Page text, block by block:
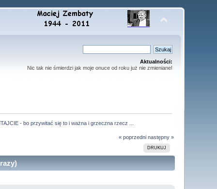
Aktualności:
Nic tak nie śmierdzi jak moje onuce od roku już nie zmieniane!
- bo przywitać się to i ważna i grzeczna rzecz ...
« poprzedni następny »
DRUKUJ